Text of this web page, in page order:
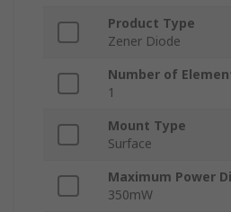
Product Type
Zener Diode
Number of
1
Mount Type
Surface
Maximum Power
350mW